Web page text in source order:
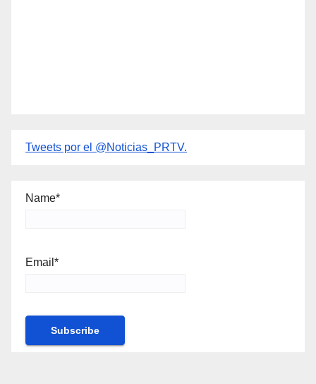
Tweets por el @Noticias_PRTV.
Name*
Email*